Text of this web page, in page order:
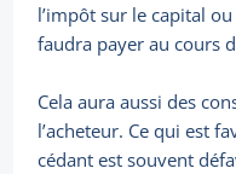
l’impôt sur le capital
faudra payer au cours
Cela aura aussi des
l’acheteur. Ce qui est
cédant est souvent